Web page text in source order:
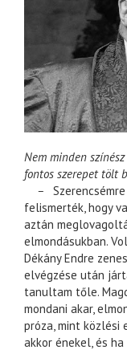
Nem minden
fontos szerepet tölt
–
felismerték, hogy
aztán
elmondásukban.
Dékány Endre
elvégzése után
tanultam tőle.
mondani akar,
próza, mint közlési
akkor énekel, és